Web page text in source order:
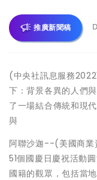
推廣新聞稿
(中央社訊息服務
下：背景各異的人們
了一場結合傳統和現
與
阿聯沙迦--(美國商業
51個國慶日慶祝活動
國籍的觀眾，包括當